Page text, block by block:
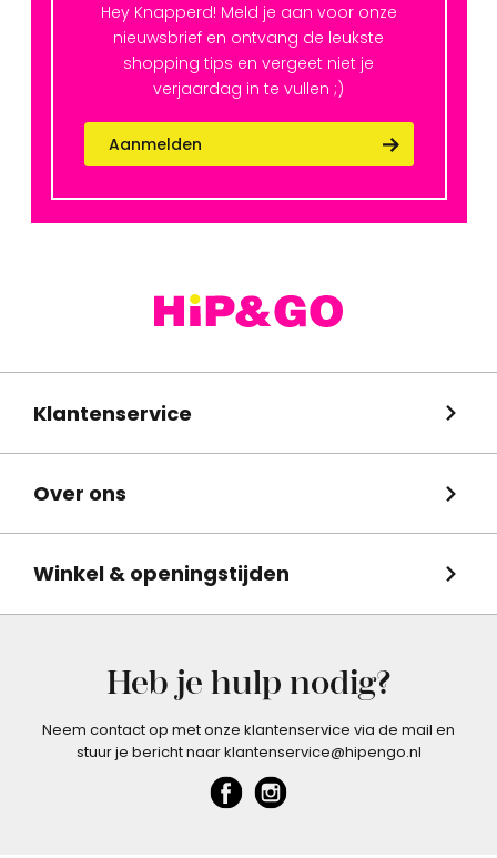
Hey Knapperd! Meld je aan voor onze
nieuwsbrief en ontvang de leukste
shopping tips en vergeet niet je
verjaardag in te vullen ;)
Aanmelden
Klantenservice
Over ons
Winkel & openingstijden
Heb je hulp nodig?
Neem contact op met onze klantenservice via de mail en
stuur je bericht naar klantenservice@hipengo.nl